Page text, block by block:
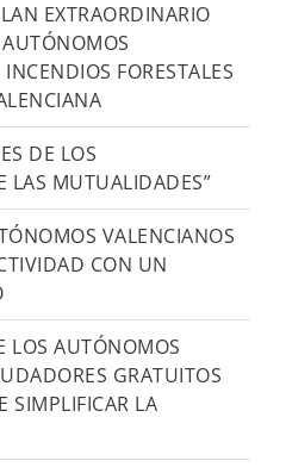
EXTRAORDINARIO
FORESTALES
DE LOS
LAS MUTUALIDADES”
VALENCIANOS
CON UN
LOS AUTÓNOMOS
GRATUITOS
SIMPLIFICAR LA